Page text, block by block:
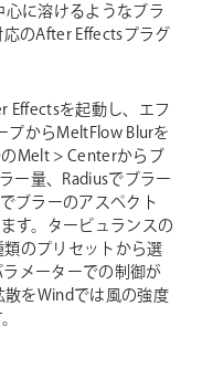
に溶けるようなブラ
のAfter Effectsプラグ
Effectsを起動し、エフ
プからMeltFlow Blurを
Melt > Centerからブ
ー量、Radiusでブラー
ブラーのアスペクト
す。タービュランスの
のプリセットから選
メーターでの制御が
をWindでは風の強度